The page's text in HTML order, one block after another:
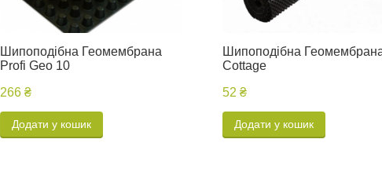
Шипоподібна Геомембрана
Profi Geo 10
266 ₴
Додати у кошик
Шипоподібна
Cottage
52 ₴
Додати у кошик